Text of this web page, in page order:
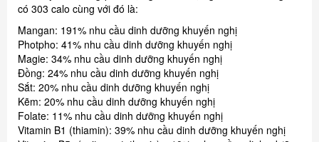
có 303 calo cùng với đó là:
Mangan: 191% nhu cầu dinh dưỡng khuyến nghị
Photpho: 41% nhu cầu dinh dưỡng khuyến nghị
Magie: 34% nhu cầu dinh dưỡng khuyến nghị
Đồng: 24% nhu cầu dinh dưỡng khuyến nghị
Sắt: 20% nhu cầu dinh dưỡng khuyến nghị
Kẽm: 20% nhu cầu dinh dưỡng khuyến nghị
Folate: 11% nhu cầu dinh dưỡng khuyến nghị
Vitamin B1 (thiamin): 39% nhu cầu dinh dưỡng khuyến nghị